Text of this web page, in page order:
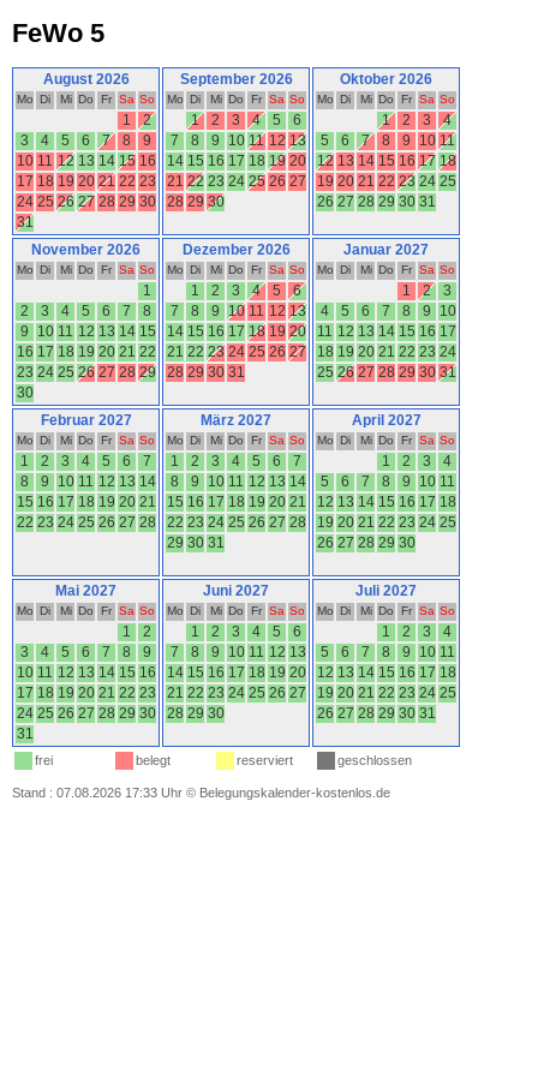
FeWo 5
August 2026
Mo Di Mi Do Fr Sa So
1
2
3
4 5 6 7 8
9
10 11 12 13 14 15 16
17 18 19 20 21 22 23
24 25 26 27 28 29 30
31
September 2026
Mo Di Mi Do Fr Sa So
1 2 3 4 5
6
7
8 9 10 11 12 13
14 15 16 17 18 19 20
21 22 23 24 25 26 27
28 29 30
Oktober 2026
Mo Di Mi Do Fr Sa So
1 2 3
4
5
6 7 8 9 10 11
12 13 14 15 16 17 18
19 20 21 22 23 24 25
26 27 28 29 30 31
November 2026
Mo Di Mi Do Fr Sa So
1
2
3 4 5 6 7
8
9
10 11 12 13 14 15
16 17 18 19 20 21 22
23 24 25 26 27 28 29
30
Dezember 2026
Mo Di Mi Do Fr Sa So
1 2 3 4 5
6
7
8 9 10 11 12 13
14 15 16 17 18 19 20
21 22 23 24 25 26 27
28 29 30 31
Januar 2027
Mo Di Mi Do Fr Sa So
1 2
3
4
5 6 7 8 9
10
11 12 13 14 15 16 17
18 19 20 21 22 23 24
25 26 27 28 29 30 31
Februar 2027
Mo Di Mi Do Fr Sa So
1 2 3 4 5 6
7
8
9 10 11 12 13 14
15 16 17 18 19 20 21
22 23 24 25 26 27 28
März 2027
Mo Di Mi Do Fr Sa So
1 2 3 4 5 6
7
8
9 10 11 12 13 14
15 16 17 18 19 20 21
22 23 24 25 26 27 28
29 30 31
April 2027
Mo Di Mi Do Fr Sa So
1 2 3
4
5
6 7 8 9 10 11
12 13 14 15 16 17 18
19 20 21 22 23 24 25
26 27 28 29 30
Mai 2027
Mo Di Mi Do Fr Sa So
1
2
3
4 5 6 7 8
9
10 11 12 13 14 15 16
17 18 19 20 21 22 23
24 25 26 27 28 29 30
31
Juni 2027
Mo Di Mi Do Fr Sa So
1 2 3 4 5
6
7
8 9 10 11 12 13
14 15 16 17 18 19 20
21 22 23 24 25 26 27
28 29 30
Juli 2027
Mo Di Mi Do Fr Sa So
1 2 3
4
5
6 7 8 9 10 11
12 13 14 15 16 17 18
19 20 21 22 23 24 25
26 27 28 29 30 31
frei belegt reserviert geschlossen
Stand : 07.08.2026 17:33 Uhr © Belegungskalender-kostenlos.de